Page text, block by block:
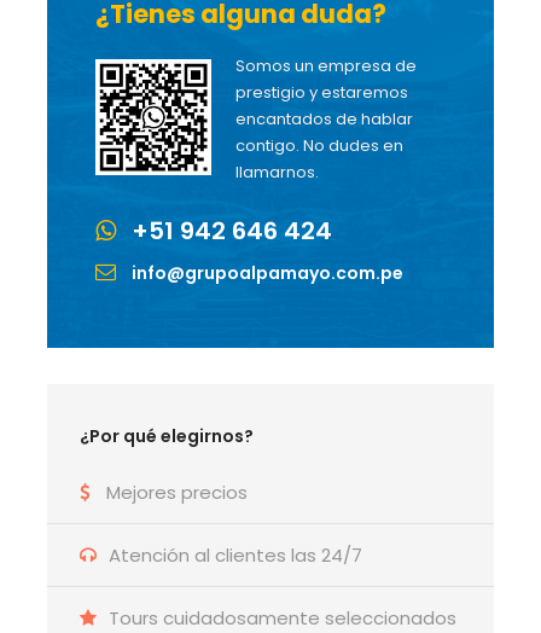
¿Tienes alguna duda?
Somos un empresa de
prestigio y estaremos
encantados de hablar
contigo. No dudes en
llamarnos.
+51 942 646 424
info@grupoalpamayo.com.pe
¿Por qué elegirnos?
Mejores precios
Atención al clientes las 24/7
Tours cuidadosamente seleccionados